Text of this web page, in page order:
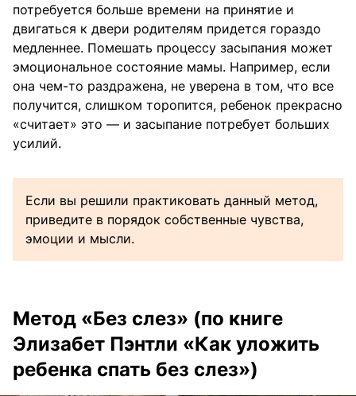
потребуется больше времени на принятие и
двигаться к двери родителям придется гораздо
медленнее. Помешать процессу засыпания может
эмоциональное состояние мамы. Например, если
она чем-то раздражена, не уверена в том, что все
получится, слишком торопится, ребенок прекрасно
«считает» это — и засыпание потребует больших
усилий.
Если вы решили практиковать данный метод,
приведите в порядок собственные чувства,
эмоции и мысли.
Метод «Без слез» (по книге
Элизабет Пэнтли «Как уложить
ребенка спать без слез»)